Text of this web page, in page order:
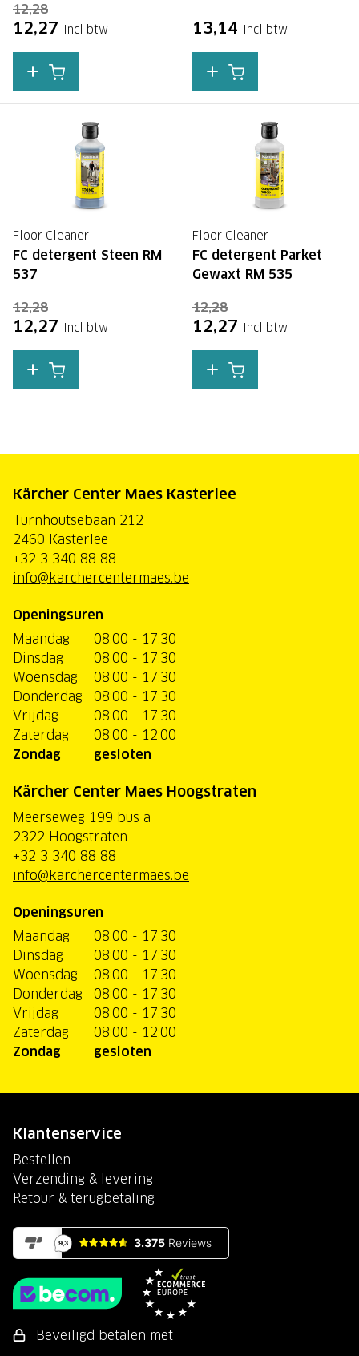
12,28
12,27 Incl btw 13,14 Incl btw
Floor Cleaner
FC detergent Steen RM
537
12,28
12,27 Incl btw
Floor Cleaner
FC detergent Parket
Gewaxt RM 535
12,28
12,27 Incl btw
Kärcher Center Maes Kasterlee
Turnhoutsebaan 212
2460 Kasterlee
+32 3 340 88 88
info@karchercentermaes.be
Openingsuren
Maandag
08:00 - 17:30
Dinsdag
08:00 - 17:30
Woensdag
08:00 - 17:30
Donderdag
08:00 - 17:30
Vrijdag
08:00 - 17:30
Zaterdag
08:00 - 12:00
Zondag
gesloten
Kärcher Center Maes Hoogstraten
Meerseweg 199 bus a
2322 Hoogstraten
+32 3 340 88 88
info@karchercentermaes.be
Openingsuren
Maandag
08:00 - 17:30
Dinsdag
08:00 - 17:30
Woensdag
08:00 - 17:30
Donderdag
08:00 - 17:30
Vrijdag
08:00 - 17:30
Zaterdag
08:00 - 12:00
Zondag
gesloten
Klantenservice
Bestellen
Verzending & levering
Retour & terugbetaling
Beveiligd betalen met